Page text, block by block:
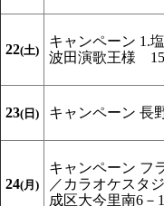
22(土)
キャンペーン 1.
波田演歌王様 15
23(日) キャンペーン 長
24(月)
キャンペーン フ
／カラオケスタ
成区大今里南6－